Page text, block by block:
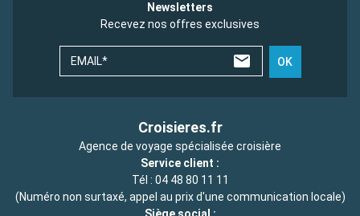
Newsletters
Recevez nos offres exclusives
EMAIL* OK
Croisieres.fr
Agence de voyage spécialisée croisière
Service client :
Tél : 04 48 80 11 11
(Numéro non surtaxé, appel au prix d'une communication locale)